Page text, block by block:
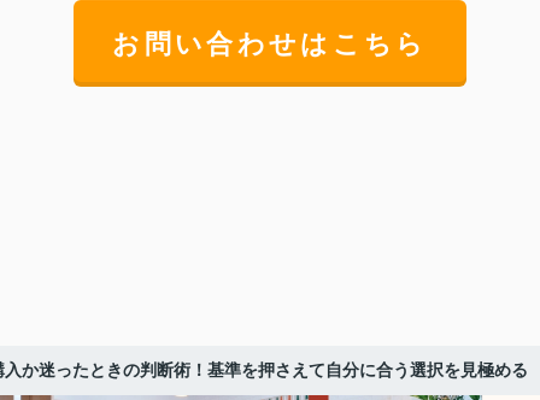
お問い合わせはこちら
か迷ったときの判断術！基準を押さえて自分に合う選択を見極める